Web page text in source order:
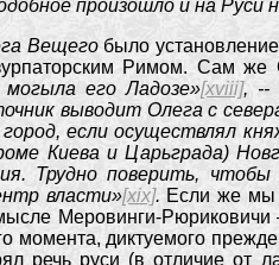
произошло и на Руси
Вещего было
Римом. Сам же
его Ладозе»[xviii], --
выводит Олега с
если осуществлял
Киева и Царьграда)
Трудно поверить,
власти»[xix]. Если же мы
Меровинги-
момента, диктуемого
речь руси (в отличие от